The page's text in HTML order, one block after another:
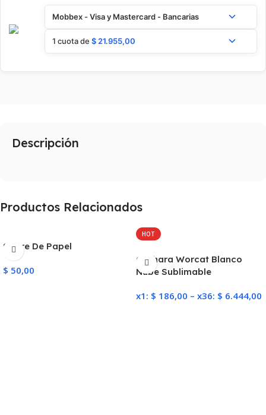
Mobbex - Visa y Mastercard - Bancarias
1 cuota de $ 21.955,00
Descripción
Productos Relacionados
Sobre De Papel
$ 50,00
HOT
Cuchara Worcat Blanco
Nube Sublimable
x1: $ 186,00 – x36: $ 6.444,00